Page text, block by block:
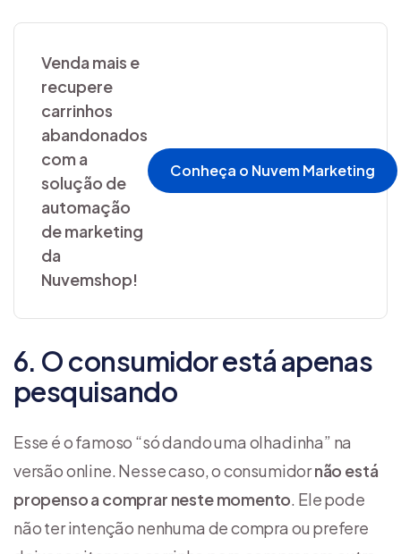
Venda mais e
recupere
carrinhos
abandonados
com a
solução de
automação
de marketing
da
Nuvemshop!
Conheça o Nuvem Marketing
6. O consumidor está apenas
pesquisando
Esse é o famoso “só dando uma olhadinha” na
versão online. Nesse caso, o consumidornão está
propenso a comprar neste momento. Ele pode
não ter intenção nenhuma de compra ou prefere